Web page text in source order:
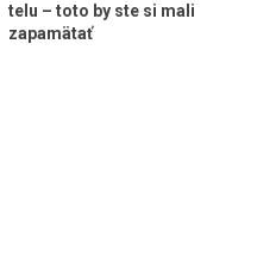
telu – toto by ste si mali
zapamätať